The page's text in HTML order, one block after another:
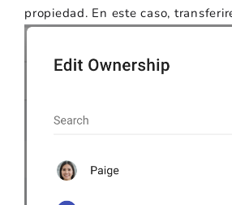
propiedad. En este caso,